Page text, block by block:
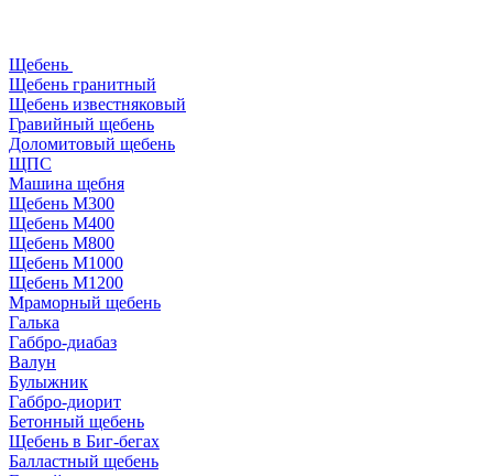
Щебень
Щебень гранитный
Щебень известняковый
Гравийный щебень
Доломитовый щебень
ЩПС
Машина щебня
Щебень М300
Щебень М400
Щебень М800
Щебень М1000
Щебень М1200
Мраморный щебень
Галька
Габбро-диабаз
Валун
Булыжник
Габбро-диорит
Бетонный щебень
Щебень в Биг-бегах
Балластный щебень